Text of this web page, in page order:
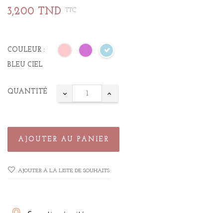
3,200 TND TTC
COULEUR :
BLEU CIEL
QUANTITÉ
AJOUTER AU PANIER
AJOUTER À LA LISTE DE SOUHAITS